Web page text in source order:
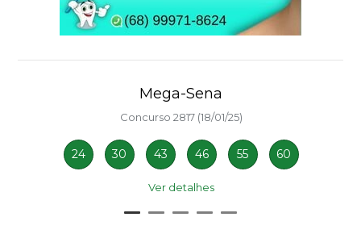
Mega-Sena
Concurso 2817 (18/01/25)
24 30 43 46 55 60
Ver detalhes